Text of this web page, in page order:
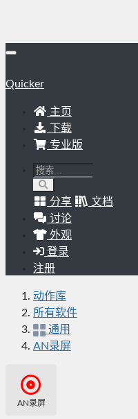
Quicker
主页
下载
专业版
分享
文档
讨论
外观
登录
注册
动作库
所有软件
通用
AN录屏
AN录屏